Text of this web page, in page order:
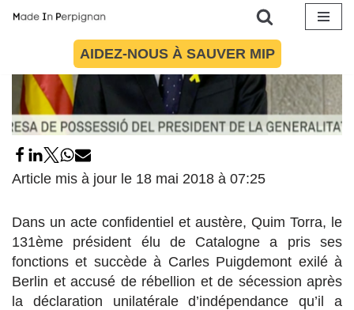
contenu
AIDEZ-NOUS À SAUVER MIP
Article mis à jour le 18 mai 2018 à 07:25
Dans un acte confidentiel et austère, Quim Torra, le
131ème président élu de Catalogne a pris ses
fonctions et succède à Carles Puigdemont exilé à
Berlin et accusé de rébellion et de sécession après
la déclaration unilatérale d’indépendance qu’il a